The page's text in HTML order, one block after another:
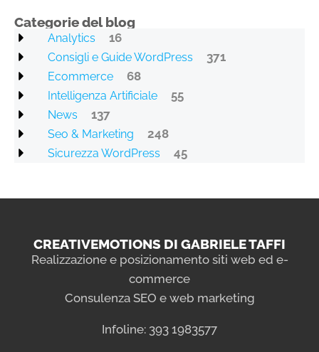
Categorie del blog
Analytics 16
Consigli e Guide WordPress 371
Ecommerce 68
Intelligenza Artificiale 55
News 137
Seo & Marketing 248
Sicurezza WordPress 45
CREATIVEMOTIONS DI GABRIELE TAFFI
Realizzazione e posizionamento siti web ed e-
commerce
Consulenza SEO e web marketing
Infoline: 393 1983577